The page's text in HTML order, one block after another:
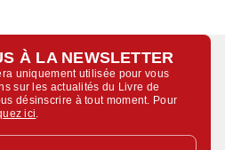
À LA NEWSLETTER
uniquement utilisée pour vous
sur les actualités du Livre de
désinscrire à tout moment. Pour
ici